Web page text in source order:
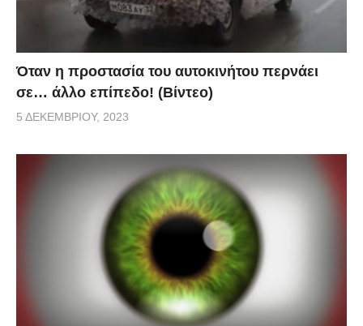
Όταν η προστασία του αυτοκινήτου περνάει
σε… άλλο επίπεδο! (Βίντεο)
5 ΔΕΚΕΜΒΡΊΟΥ, 2023